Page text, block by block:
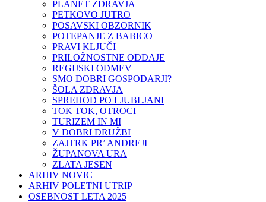
PLANET ZDRAVJA
PETKOVO JUTRO
POSAVSKI OBZORNIK
POTEPANJE Z BABICO
PRAVI KLJUČI
PRILOŽNOSTNE ODDAJE
REGIJSKI ODMEV
SMO DOBRI GOSPODARJI?
ŠOLA ZDRAVJA
SPREHOD PO LJUBLJANI
TOK TOK, OTROCI
TURIZEM IN MI
V DOBRI DRUŽBI
ZAJTRK PR’ ANDREJI
ŽUPANOVA URA
ZLATA JESEN
ARHIV NOVIC
ARHIV POLETNI UTRIP
OSEBNOST LETA 2025